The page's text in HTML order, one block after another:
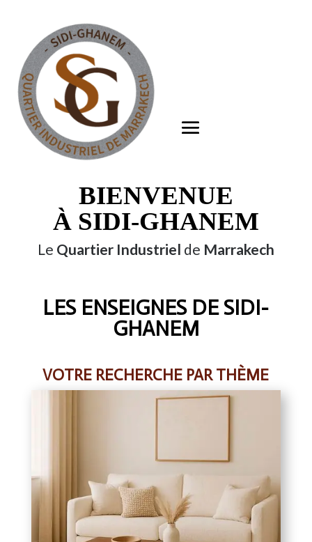
BIENVENUE
À SIDI-GHANEM
Le Quartier Industriel de Marrakech
LES ENSEIGNES DE SIDI-
GHANEM
VOTRE RECHERCHE PAR THÈME